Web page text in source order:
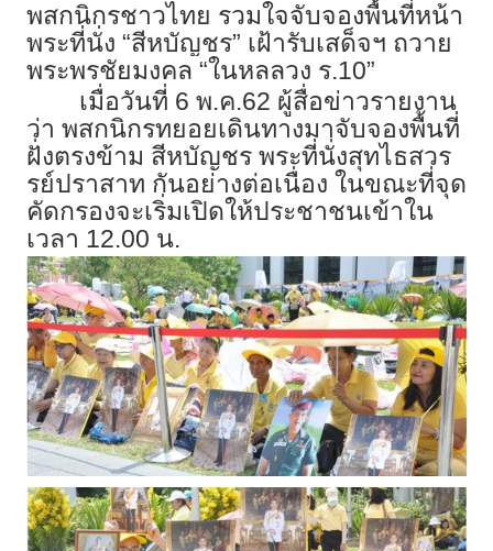
พสกนิกรชาวไทย รวมใจจับจองพื้นที่หน้า
พระที่นั่ง “สีหบัญชร” เฝ้ารับเสด็จฯ ถวาย
พระพรชัยมงคล “ในหลลวง ร.10”
เมื่อวันที่ 6 พ.ค.62 ผู้สื่อข่าวรายงาน
ว่า พสกนิกรทยอยเดินทางมาจับจองพื้นที่
ฝั่งตรงข้าม สีหบัญชร พระที่นั่งสุทไธสวร
รย์ปราสาท กันอย่างต่อเนื่อง ในขณะที่จุด
คัดกรองจะเริ่มเปิดให้ประชาชนเข้าใน
เวลา 12.00 น.